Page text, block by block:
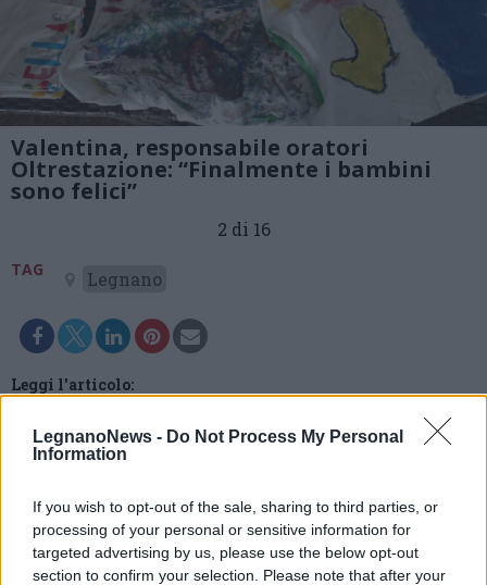
LegnanoNews - Do Not Process My Personal
Information
If you wish to opt-out of the sale, sharing to third parties, or
processing of your personal or sensitive information for
targeted advertising by us, please use the below opt-out
section to confirm your selection. Please note that after your
Valentina, responsabile oratori
Oltrestazione: “Finalmente i bambini
sono felici”
2 di 16
TAG Legnano
Leggi l'articolo:
“Finalmente i bambini sono davvero felici”